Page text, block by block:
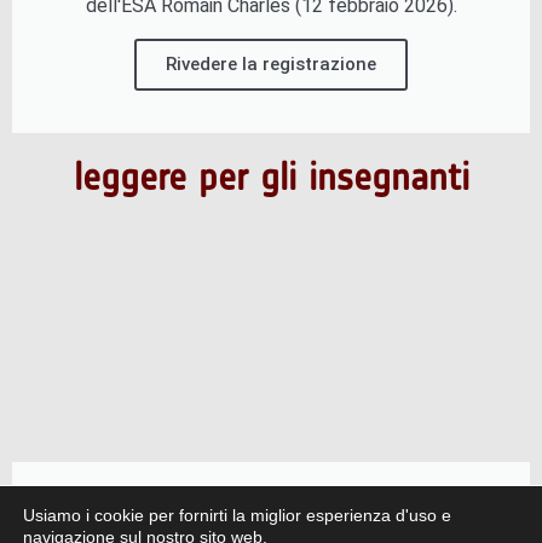
dell'ESA Romain Charles (12 febbraio 2026).
Rivedere la registrazione
leggere per gli insegnanti
Articolo su Artemide II
Usiamo i cookie per fornirti la miglior esperienza d'uso e
navigazione sul nostro sito web.